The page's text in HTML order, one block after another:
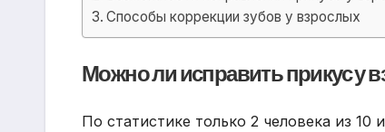
Способы коррекции зубов у взрослых
Можно ли исправить прикус у
По статистике только 2 человека из